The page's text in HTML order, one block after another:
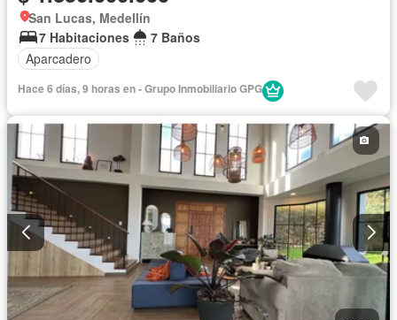
San Lucas, Medellín
7 Habitaciones
7 Baños
Aparcadero
Hace 6 días, 9 horas en - Grupo Inmobiliario GPG